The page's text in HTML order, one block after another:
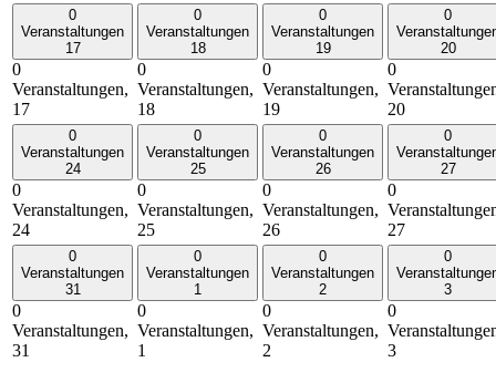
0
Veranstaltungen
17
0
Veranstaltungen,
17
0
Veranstaltungen
18
0
Veranstaltungen,
18
0
Veranstaltungen
19
0
Veranstaltungen,
19
0
20
0
20
0
Veranstaltungen
24
0
Veranstaltungen,
24
0
Veranstaltungen
25
0
Veranstaltungen,
25
0
Veranstaltungen
26
0
Veranstaltungen,
26
0
27
0
27
0
Veranstaltungen
31
0
Veranstaltungen,
31
0
Veranstaltungen
1
0
Veranstaltungen,
1
0
Veranstaltungen
2
0
Veranstaltungen,
2
0
3
0
3